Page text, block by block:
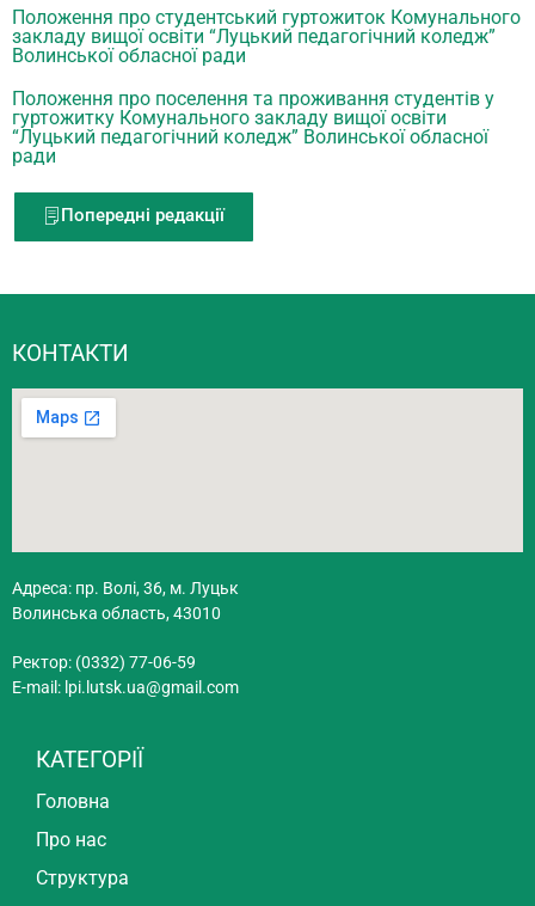
Положення про студентський гуртожиток Комунального
закладу вищої освіти “Луцький педагогічний коледж”
Волинської обласної ради
Положення про поселення та проживання студентів у
гуртожитку Комунального закладу вищої освіти
“Луцький педагогічний коледж” Волинської обласної
ради
Попередні редакції
КОНТАКТИ
Адреса: пр. Волі, 36, м. Луцьк
Волинська область, 43010
Ректор: (0332) 77-06-59
E-mail: lpi.lutsk.ua@gmail.com
КАТЕГОРІЇ
Головна
Про нас
Структура